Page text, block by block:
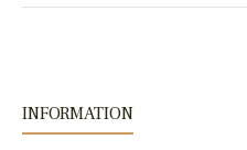
INFORMATION